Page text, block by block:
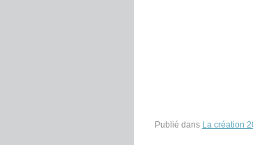
Publié dans La création